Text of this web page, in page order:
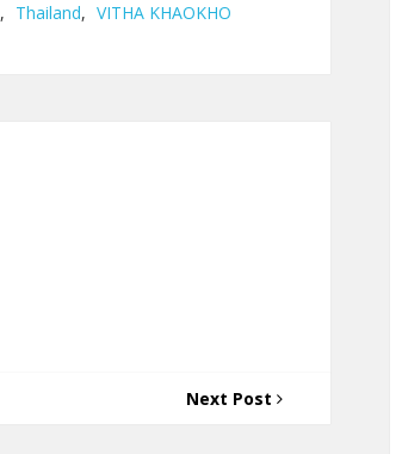
, Thailand, VITHA KHAOKHO
Next Post